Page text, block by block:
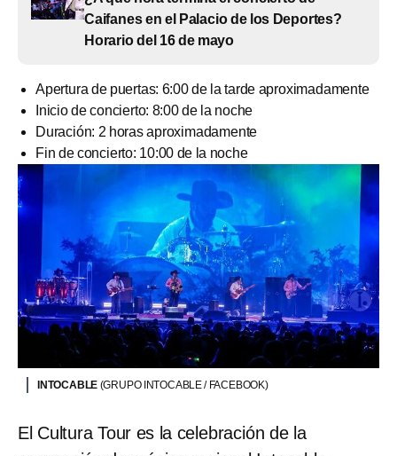
Caifanes en el Palacio de los Deportes?
Horario del 16 de mayo
Apertura de puertas: 6:00 de la tarde aproximadamente
Inicio de concierto: 8:00 de la noche
Duración: 2 horas aproximadamente
Fin de concierto: 10:00 de la noche
INTOCABLE (GRUPO INTOCABLE / FACEBOOK)
El Cultura Tour es la celebración de la